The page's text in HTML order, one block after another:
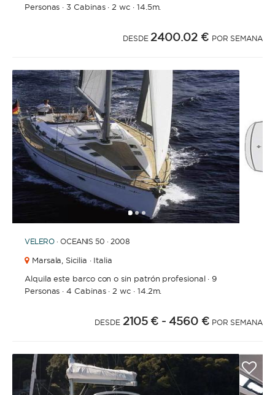
Personas ·3 Cabinas· 2 wc · 14.5m.
DESDE 2400.02 € POR SEMANA
123
VELERO · OCEANIS 50 · 2008
Marsala, Sicilia · Italia
Alquila este barco con o sin patrón profesional·9
Personas ·4 Cabinas· 2 wc · 14.2m.
DESDE 2105 € - 4560 € POR SEMANA